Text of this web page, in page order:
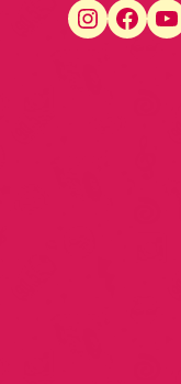
https://www.instagram.com/fmodiamanaus/ https://www.facebook.com/fmodiamanaus https://www.youtube.com/user/radiofmodia